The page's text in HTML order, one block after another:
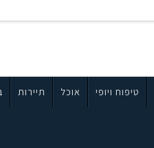
טיפוח ויופי אוכל תיירות